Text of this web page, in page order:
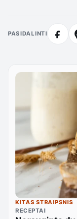
PASIDALINTI
KITAS STRAIPSNIS
RECEPTAI